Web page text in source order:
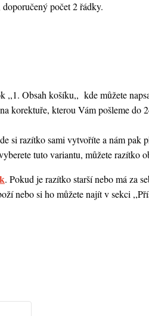
počet 2 řádky.
,,1. Obsah košíku,, kde můžete
korektuře, kterou Vám pošleme do
si razítko sami vytvoříte a nám pak
tuto variantu, můžete razítko
. Pokud je razítko starší nebo má za
nebo si ho můžete najít v sekci